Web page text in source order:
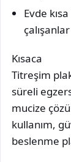
Evde
çalışanlar
Kısaca
Titreşim
süreli
mucize
kullanım,
beslenme